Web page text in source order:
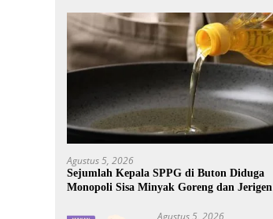
Agustus 5, 2026
Sejumlah Kepala SPPG di Buton Diduga
Monopoli Sisa Minyak Goreng dan Jerigen